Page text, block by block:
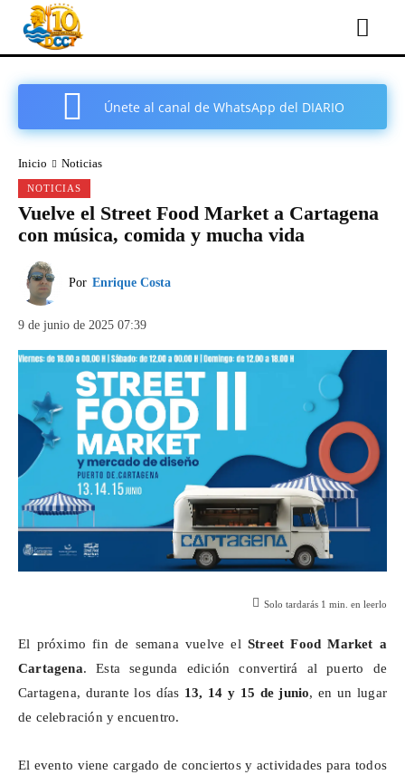
Únete al canal de WhatsApp del DIARIO
Inicio Noticias
NOTICIAS
Vuelve el Street Food Market a Cartagena
con música, comida y mucha vida
Por Enrique Costa
9 de junio de 2025 07:39
Solo tardarás 1 min. en leerlo
El próximo fin de semana vuelve el StreetFood Market a
Cartagena. Esta segunda edición convertirá al puerto de
Cartagena, durante los días 13, 14 y 15 de junio, en un lugar
de celebración y encuentro.
El evento viene cargado de conciertos y actividades para todos